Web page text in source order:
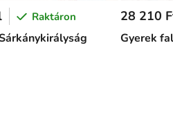
Raktáron
Gyerek
28 210